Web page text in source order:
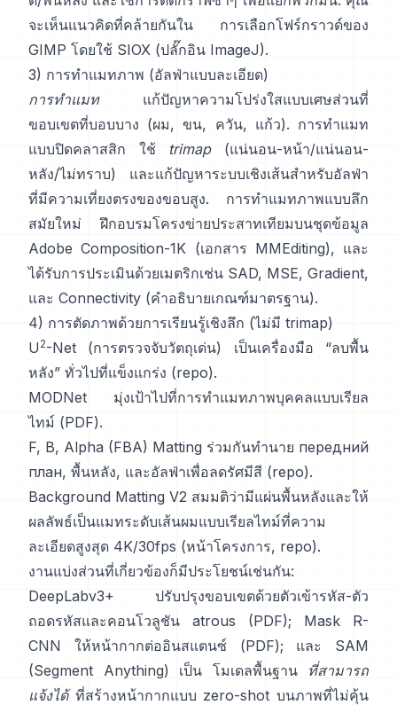
จะเห็นแนวคิดที่คล้ายกันใน การเลือกโฟร์กราวด์ของ
GIMP โดยใช้ SIOX (ปลั๊กอิน ImageJ).
3) การทำแมทภาพ (อัลฟ่าแบบละเอียด)
การทำแมทแก้ปัญหาความโปร่งใสแบบเศษส่วนที่
ขอบเขตที่บอบบาง (ผม, ขน, ควัน, แก้ว). การทำแมท
แบบปิดคลาสสิก
ใช้ trimap(แน่นอน-หน้า/แน่นอน-
หลัง/ไม่ทราบ) และแก้ปัญหาระบบเชิงเส้นสำหรับอัลฟ่า
ที่มีความเที่ยงตรงของขอบสูง. การทำแมทภาพแบบลึก
สมัยใหม่
ฝึกอบรมโครงข่ายประสาทเทียมบนชุดข้อมูล
Adobe Composition-1K (เอกสาร MMEditing), และ
ได้รับการประเมินด้วยเมตริกเช่น SAD, MSE, Gradient,
และ Connectivity (คำอธิบายเกณฑ์มาตรฐาน).
4) การตัดภาพด้วยการเรียนรู้เชิงลึก (ไม่มี trimap)
U 2-Net (การตรวจจับวัตถุเด่น) เป็นเครื่องมือ “ลบพื้น
หลัง” ทั่วไปที่แข็งแกร่ง (repo).
MODNet มุ่งเป้าไปที่การทำแมทภาพบุคคลแบบเรียล
ไทม์ (PDF).
F, B, Alpha (FBA) Matting ร่วมกันทำนาย передний
план, พื้นหลัง, และอัลฟ่าเพื่อลดรัศมีสี (repo).
Background Matting V2 สมมติว่ามีแผ่นพื้นหลังและให้
ผลลัพธ์เป็นแมทระดับเส้นผมแบบเรียลไทม์ที่ความ
ละเอียดสูงสุด 4K/30fps (หน้าโครงการ, repo).
งานแบ่งส่วนที่เกี่ยวข้องก็มีประโยชน์เช่นกัน:
DeepLabv3+ ปรับปรุงขอบเขตด้วยตัวเข้ารหัส-ตัว
ถอดรหัสและคอนโวลูชัน atrous
(PDF);
Mask R-
CNN ให้หน้ากากต่ออินสแตนซ์ (PDF); และ
SAM
(Segment Anything) เป็น โมเดลพื้นฐาน ที่สามารถ
แจ้งได้ที่สร้างหน้ากากแบบ zero-shot บนภาพที่ไม่คุ้น